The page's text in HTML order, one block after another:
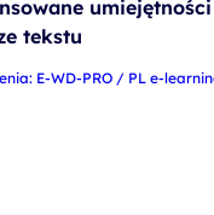
tekstu
E-WD-PRO / PL e-